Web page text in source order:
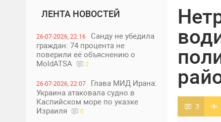
ЛЕНТА НОВОСТЕЙ
26-07-2026, 22:16
Санду не убедила
граждан: 74 процента не
поверили её объяснению о
MoldATSA
2
26-07-2026, 22:07
Глава МИД Ирана:
Украина атаковала судно в
Каспийском море по указке
Израиля
0 3